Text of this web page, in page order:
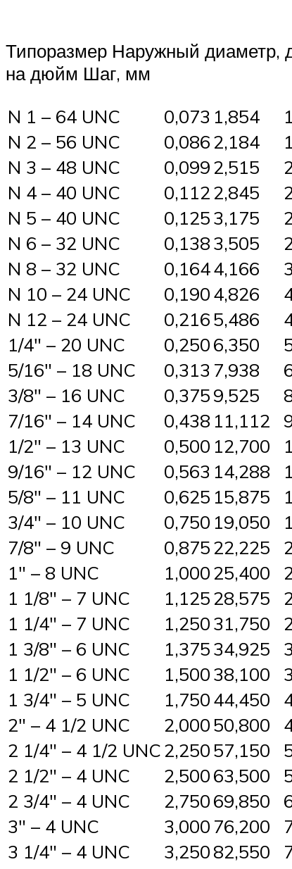
Типоразмер Наружный диаметр,
на дюйм Шаг, мм
N 1 – 64 UNC
0,073 1,854
N 2 – 56 UNC
0,0862,184
N 3 – 48 UNC
0,0992,515
N 4 – 40 UNC
0,1122,845
N 5 – 40 UNC
0,1253,175
N 6 – 32 UNC
0,1383,505
N 8 – 32 UNC
0,1644,166
N 10 – 24 UNC
0,1904,826
N 12 – 24 UNC
0,2165,486
1/4″ – 20 UNC
0,2506,350
5/16″ – 18 UNC
0,313 7,938
3/8″ – 16 UNC
0,3759,525
7/16″ – 14 UNC
0,438 11,112
1/2″ – 13 UNC
0,500 12,700
9/16″ – 12 UNC
0,563 14,288
5/8″ – 11 UNC
0,625 15,875
3/4″ – 10 UNC
0,750 19,050
7/8″ – 9 UNC
0,87522,225
1″ – 8 UNC
1,00025,400
1 1/8″ – 7 UNC
1,12528,575
1 1/4″ – 7 UNC
1,25031,750
1 3/8″ – 6 UNC
1,37534,925
1 1/2″ – 6 UNC
1,50038,100
1 3/4″ – 5 UNC
1,75044,450
2″ – 4 1/2 UNC
2,00050,800
2 1/4″ – 4 1/2 UNC2,25057,150
2 1/2″ – 4 UNC
2,50063,500
2 3/4″ – 4 UNC
2,75069,850
3″ – 4 UNC
3,000 76,200
3 1/4″ – 4 UNC
3,25082,550